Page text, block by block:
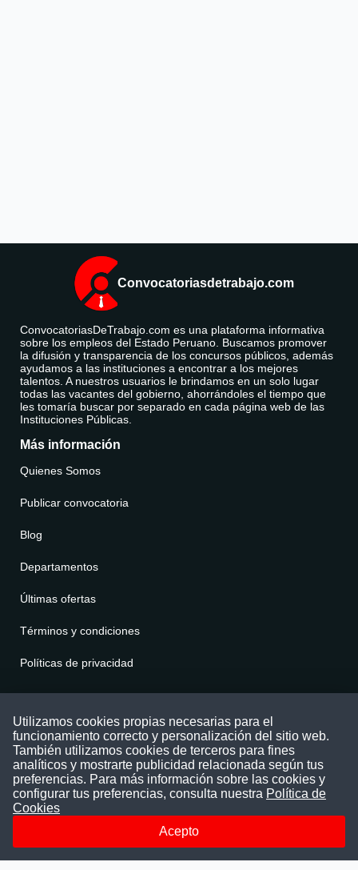
Convocatoriasdetrabajo.com
ConvocatoriasDeTrabajo.com es una plataforma informativa
sobre los empleos del Estado Peruano. Buscamos promover
la difusión y transparencia de los concursos públicos, además
ayudamos a las instituciones a encontrar a los mejores
talentos. A nuestros usuarios le brindamos en un solo lugar
todas las vacantes del gobierno, ahorrándoles el tiempo que
les tomaría buscar por separado en cada página web de las
Instituciones Públicas.
Más información
Quienes Somos
Publicar convocatoria
Blog
Departamentos
Últimas ofertas
Términos y condiciones
Políticas de privacidad
Puede comunicarse con nosotros a través
nuestras redes sociales o del correo:
contacto@convocatoriasdetrabajo.com
Siguenos en:
Utilizamos cookies propias necesarias para el
funcionamiento correcto y personalización del sitio web.
También utilizamos cookies de terceros para fines
analíticos y mostrarte publicidad relacionada según tus
preferencias. Para más información sobre las cookies y
configurar tus preferencias, consulta nuestra Política de
Cookies
Acepto